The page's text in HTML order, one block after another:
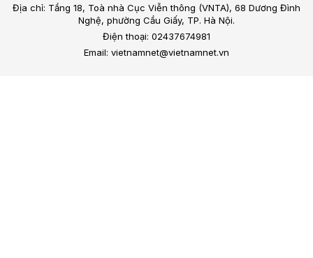
Địa chỉ: Tầng 18, Toà nhà Cục Viễn thông (VNTA), 68 Dương Đình
Nghệ, phường Cầu Giấy, TP. Hà Nội.
Điện thoại: 02437674981
Email: vietnamnet@vietnamnet.vn